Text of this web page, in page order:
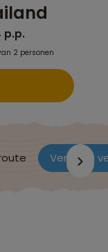
p.p.
2 personen
Verblijf &